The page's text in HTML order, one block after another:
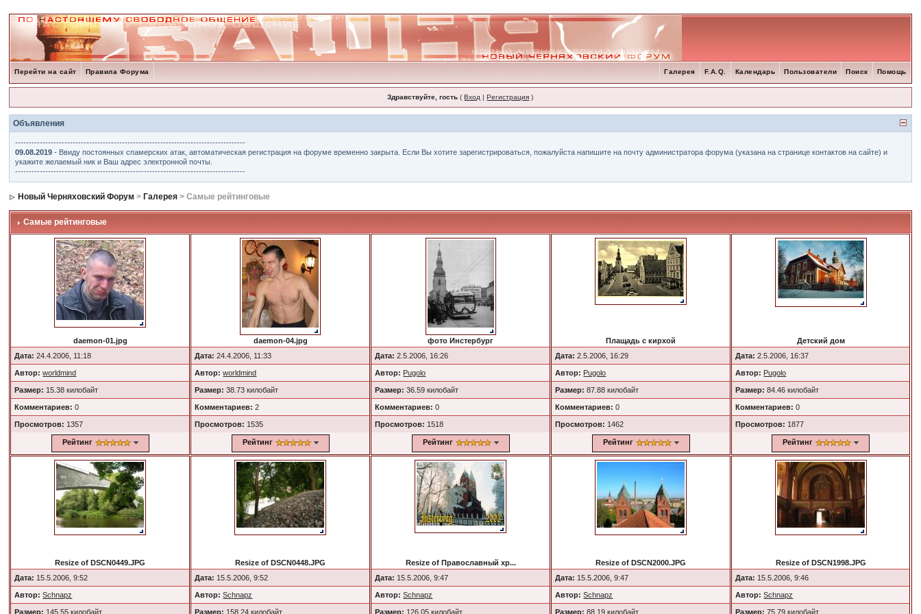
Перейти на сайт Правила Форума Помощь
Поиск
Пользователи
Календарь
F.A.Q.
Галерея
Здравствуйте, гость (Вход |Регистрация )
Объявления
------------------------------------------------------------------------------------
09.08.2019 - Ввиду постоянных спамерских атак, автоматическая регистрация на форуме временно закрыта. Если Вы хотите зарегистрироваться, пожалуйста напишите на почту администратора форума (указана на странице контактов на сайте) и
укажите желаемый ник и Ваш адрес электронной почты.
------------------------------------------------------------------------------------
Новый Черняховский Форум > Галерея > Самые рейтинговые
Самые рейтинговые
daemon-01.jpg
Дата: 24.4.2006, 11:18
Автор: worldmind
Размер: 15.38 килобайт
Комментариев: 0
Просмотров: 1357
Рейтинг
daemon-04.jpg
Дата: 24.4.2006, 11:33
Автор: worldmind
Размер: 38.73 килобайт
Комментариев: 2
Просмотров: 1535
Рейтинг
фото Инстербург
Дата: 2.5.2006, 16:26
Автор: Pugolo
Размер: 36.59 килобайт
Комментариев: 0
Просмотров: 1518
Рейтинг
Плащадь с кирхой
Дата: 2.5.2006, 16:29
Автор: Pugolo
Размер: 87.88 килобайт
Комментариев: 0
Просмотров: 1462
Рейтинг
Детский дом
Дата: 2.5.2006, 16:37
Автор: Pugolo
Размер: 84.46 килобайт
Комментариев: 0
Просмотров: 1877
Рейтинг
Resize of DSCN0449.JPG
Дата: 15.5.2006, 9:52
Автор: Schnapz
Размер: 145.55 килобайт
Resize of DSCN0448.JPG
Дата: 15.5.2006, 9:52
Автор: Schnapz
Размер: 158.24 килобайт
Resize of Православный хр...
Дата: 15.5.2006, 9:47
Автор: Schnapz
Размер: 126.05 килобайт
Resize of DSCN2000.JPG
Дата: 15.5.2006, 9:47
Автор: Schnapz
Размер: 88.19 килобайт
Resize of DSCN1998.JPG
Дата: 15.5.2006, 9:46
Автор: Schnapz
Размер: 75.79 килобайт